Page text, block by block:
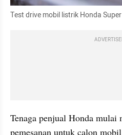
Test drive mobil listrik Honda
Tenaga penjual Honda mulai
pemesanan untuk calon